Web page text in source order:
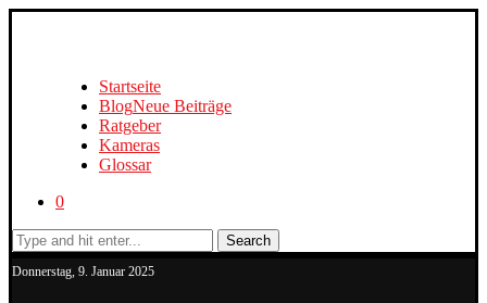
Startseite
BlogNeue Beiträge
Ratgeber
Kameras
Glossar
0
Search
Donnerstag, 9. Januar 2025